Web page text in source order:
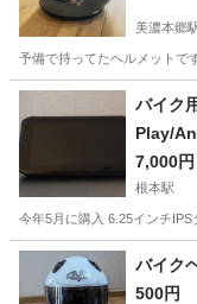
美濃本郷
予備で持ってたヘルメットで
岐阜 揖斐郡 美濃本
バイク
Play/
7,000円
根本駅
今年5月に購入 6.25インチ
岐阜 多治見市 根本駅
バイク
500円